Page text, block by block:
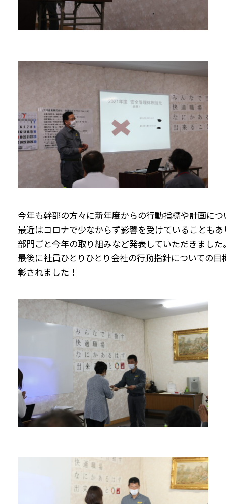
今年も幹部の方々に新年度からの行動指標や計画に
最近はコロナで少なからず影響を受けていることも
部門ごと今年の取り組みなど発表していただきました
最後に社員ひとりひとり会社の行動指針についての
彰されました！